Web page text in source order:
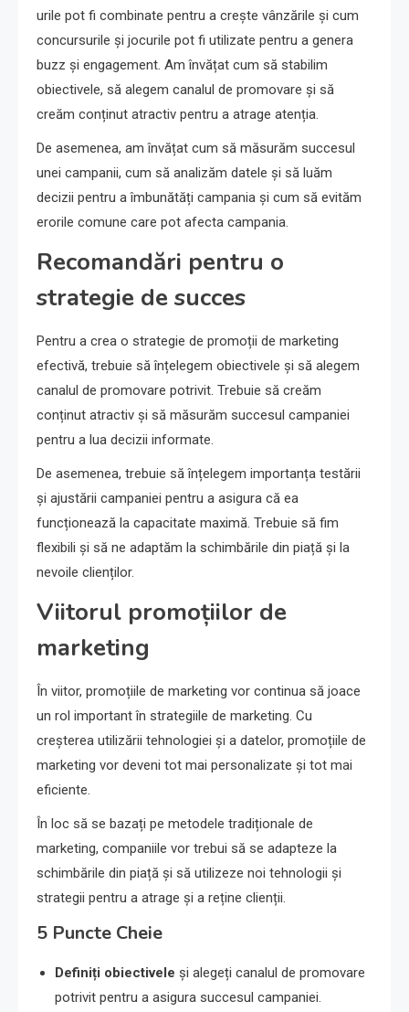
urile pot fi combinate pentru a crește vânzările și cum
concursurile și jocurile pot fi utilizate pentru a genera
buzz și engagement. Am învățat cum să stabilim
obiectivele, să alegem canalul de promovare și să
creăm conținut atractiv pentru a atrage atenția.
De asemenea, am învățat cum să măsurăm succesul
unei campanii, cum să analizăm datele și să luăm
decizii pentru a îmbunătăți campania și cum să evităm
erorile comune care pot afecta campania.
Recomandări pentru o
strategie de succes
Pentru a crea o strategie de promoții de marketing
efectivă, trebuie să înțelegem obiectivele și să alegem
canalul de promovare potrivit. Trebuie să creăm
conținut atractiv și să măsurăm succesul campaniei
pentru a lua decizii informate.
De asemenea, trebuie să înțelegem importanța testării
și ajustării campaniei pentru a asigura că ea
funcționează la capacitate maximă. Trebuie să fim
flexibili și să ne adaptăm la schimbările din piață și la
nevoile clienților.
Viitorul promoțiilor de
marketing
În viitor, promoțiile de marketing vor continua să joace
un rol important în strategiile de marketing. Cu
creșterea utilizării tehnologiei și a datelor, promoțiile de
marketing vor deveni tot mai personalizate și tot mai
eficiente.
În loc să se bazați pe metodele tradiționale de
marketing, companiile vor trebui să se adapteze la
schimbările din piață și să utilizeze noi tehnologii și
strategii pentru a atrage și a reține clienții.
5 Puncte Cheie
Definiți obiectivele și alegeți canalul de promovare
potrivit pentru a asigura succesul campaniei.